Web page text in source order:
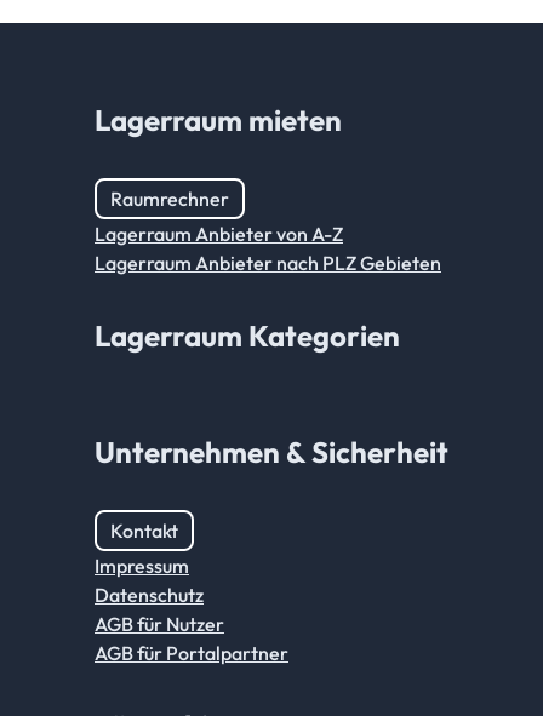
Lagerraum mieten
Raumrechner
Lagerraum Anbieter von A-Z
Lagerraum Anbieter nach PLZ Gebieten
Lagerraum Kategorien
Unternehmen & Sicherheit
Kontakt
Impressum
Datenschutz
AGB für Nutzer
AGB für Portalpartner